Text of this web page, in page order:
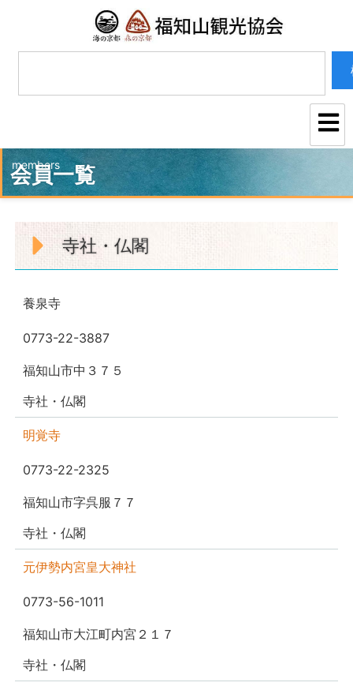
会員一覧
寺社・仏閣
養泉寺
0773-22-3887
福知山市中３７５
寺社・仏閣
明覚寺
0773-22-2325
福知山市字呉服７７
寺社・仏閣
元伊勢内宮皇大神社
0773-56-1011
福知山市大江町内宮２１７
寺社・仏閣